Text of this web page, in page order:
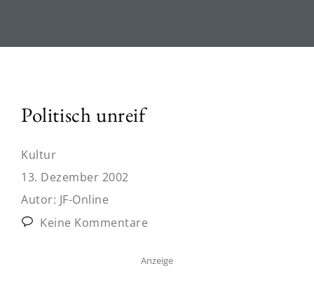
Politisch unreif
Kultur
13. Dezember 2002
Autor: JF-Online
Keine Kommentare
Anzeige